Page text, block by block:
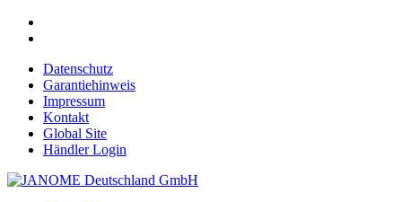
Datenschutz
Garantiehinweis
Impressum
Kontakt
Global Site
Händler Login